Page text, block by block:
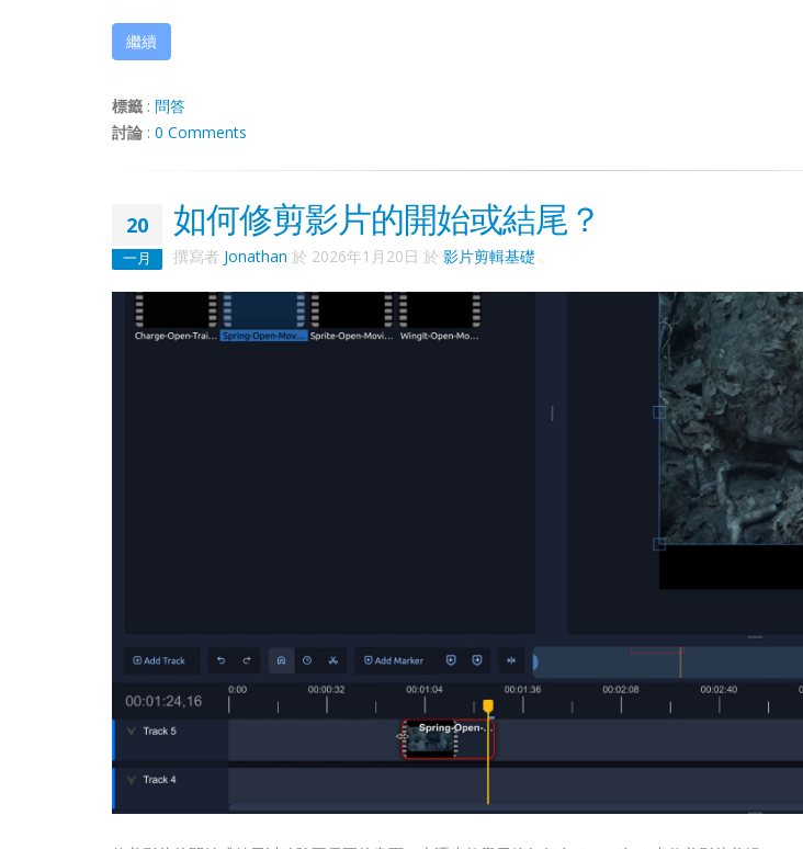
繼續
標籤 : 問答
討論 : 0 Comments
20
一月
如何修剪影片的開始或結尾？
撰寫者 Jonathan 於 2026年1月20日 於 影片剪輯基礎 .